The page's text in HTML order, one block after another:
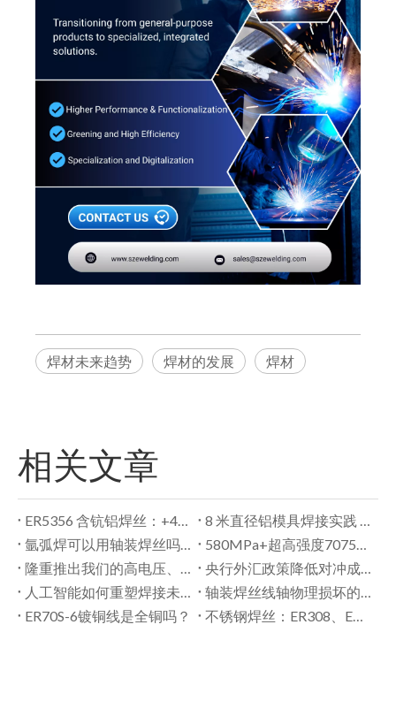
焊材未来趋势 焊材的发展 焊材
相关文章
ER5356 含钪铝焊丝：+40–50 MPa 焊接强度 – 真实测试数据
8 米直径铝模具焊接实践 | Szeshang Welding ER5356 MIG 焊丝助力大型铝材制造
氩弧焊可以用轴装焊丝吗? – 来自世商焊材的建议指导
580MPa+超高强度7075铝焊丝
隆重推出我们的高电压、大电流 E71T-1C 药芯焊丝 – 专为东南亚市场设计
央行外汇政策降低对冲成本，提振焊丝出口商
人工智能如何重塑焊接未来？——世商焊材的见解
轴装焊丝线轴物理损坏的主要原因
ER70S-6镀铜线是全铜吗？
不锈钢焊丝：ER308、ER308L、ER308LSi 选择指南